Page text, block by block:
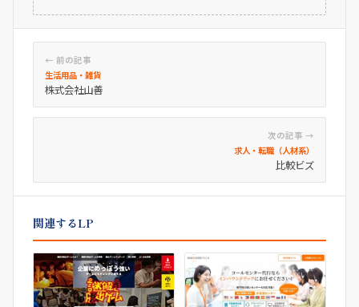
← 前の記事
生活用品・雑貨
株式会社山善
次の記事 →
求人・転職（人材系）
比較ビズ
関連するLP